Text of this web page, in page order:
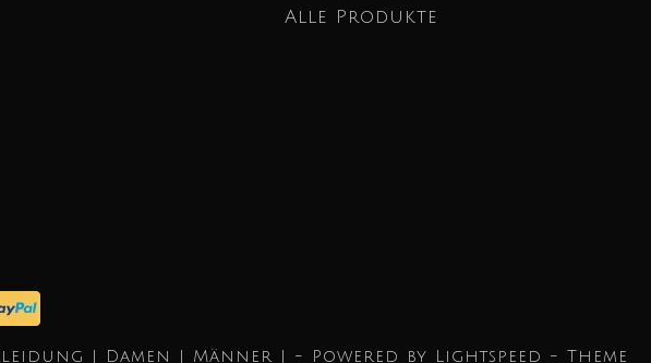
Alle Produkte
| Damen | Männer | - Powered by Lightspeed - Theme